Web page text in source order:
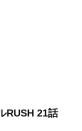
RUSH 21話